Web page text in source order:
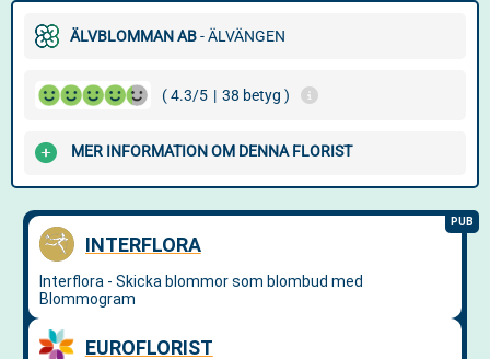
ÄLVBLOMMAN AB- ÄLVÄNGEN
( 4.3/5 | 38 betyg )
MER INFORMATION OM DENNA FLORIST